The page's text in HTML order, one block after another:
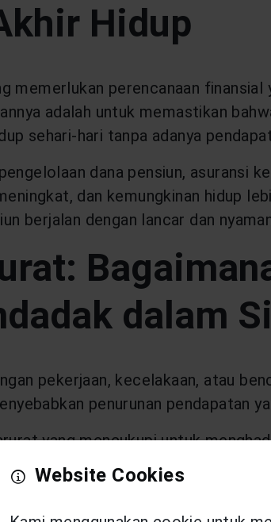
Hidup
memerlukan perencanaan
adalah untuk memastikan
sehari-hari tanpa adanya
dana pensiun, asuransi
dan kemungkinan hidup
berjalan dengan lancar dan
dalam
pekerjaan, kecelakaan, atau
penurunan pendapatan
yang mencukupi untuk
enam bulan. Dengan adanya
masa krisis.
Website Cookies